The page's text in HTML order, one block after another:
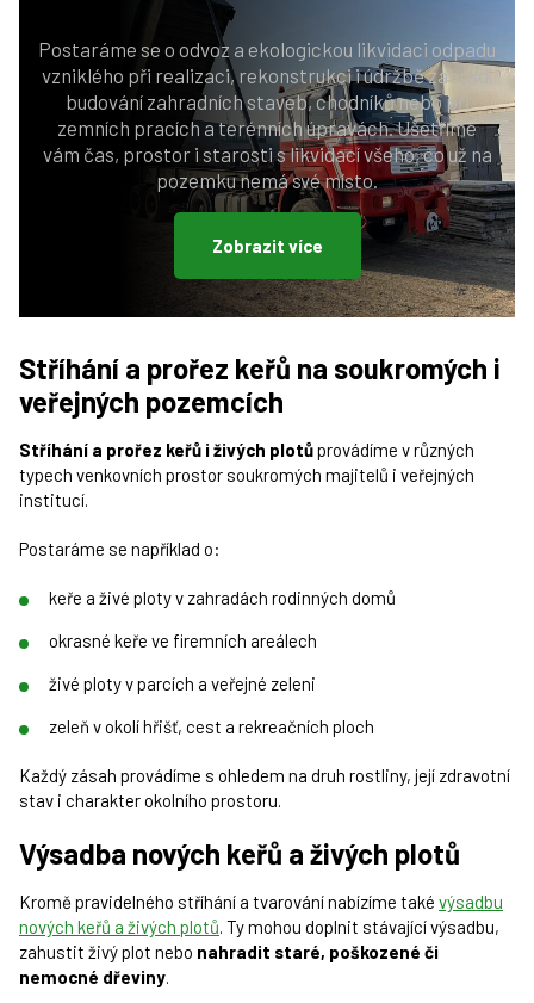
Postaráme se o odvoz a ekologickou likvidaci odpadu
vzniklého při realizaci, rekonstrukci i údržbě zahrad,
budování zahradních staveb, chodníků nebo při
zemních pracích a terénních úpravách. Ušetříme
vám čas, prostor i starosti s likvidací všeho, co už na
pozemku nemá své místo.
Zobrazit více
Stříhání a prořez keřů na soukromých i
veřejných pozemcích
Stříhání a prořez keřů i živých plotůprovádíme v různých
typech venkovních prostor soukromých majitelů i veřejných
institucí.
Postaráme se například o:
keře a živé ploty v zahradách rodinných domů
okrasné keře ve firemních areálech
živé ploty v parcích a veřejné zeleni
zeleň v okolí hřišť, cest a rekreačních ploch
Každý zásah provádíme s ohledem na druh rostliny, její zdravotní
stav i charakter okolního prostoru.
Výsadba nových keřů a živých plotů
Kromě pravidelného stříhání a tvarování nabízíme také výsadbu
nových keřů a živých plotů. Ty mohou doplnit stávající výsadbu,
zahustit živý plot nebo nahradit staré, poškozené či
nemocné dřeviny.